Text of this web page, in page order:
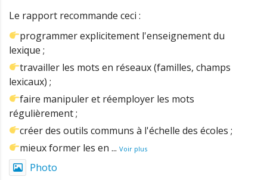
Le rapport recommande ceci :
programmer explicitement l'enseignement du
lexique ;
travailler les mots en réseaux (familles, champs
lexicaux) ;
faire manipuler et réemployer les mots
régulièrement ;
créer des outils communs à l'échelle des écoles ;
mieux former les en ...Voir plus
Photo